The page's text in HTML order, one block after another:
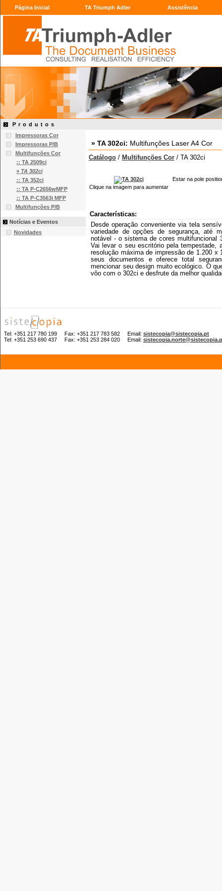
Página Inicial TA Triumph Adler Assistência
Produtos
Impressoras Cor
Impressoras P/B
Multifunções Cor
:: TA 2509ci
» TA 302ci
:: TA 352ci
:: TA P-C2656wMFP
:: TA P-C3563i MFP
Multifunções P/B
Notícias e Eventos
Novidades
» TA 302ci: Multifunções Laser A4 Cor
Catálogo / Multifunções Cor / TA 302ci
Clique na imagem para aumentar
Estar na pole
Características:
Desde operação conveniente via tela
variedade de opções de segurança, até
notável - o sistema de cores multifuncional
Vai levar o seu escritório pela tempestade,
resolução máxima de impressão de 1.200
seus documentos e oferece total
mencionar seu design muito ecológico. O
vôo com o 302ci e desfrute da melhor
Tel: +351 217 780 199 Fax: +351 217 783 582 Email: sistecopia@sistecopia.pt
Tel: +351 253 690 437 Fax: +351 253 284 020 Email: